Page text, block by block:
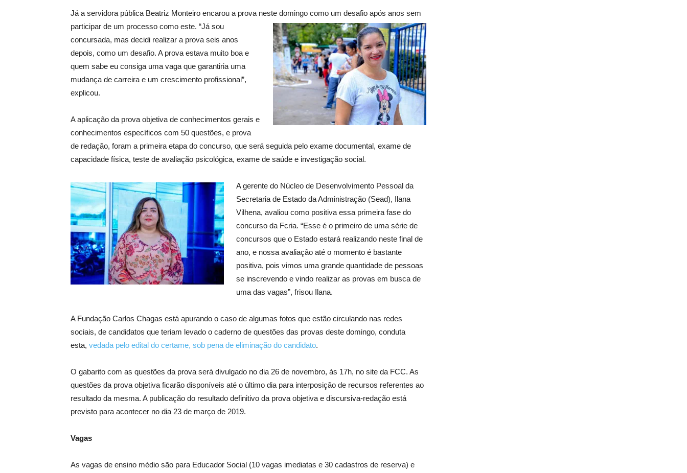
Já a servidora pública Beatriz Monteiro encarou a prova neste domingo como um desafio após anos sem
participar de um processo como este. “Já sou
concursada, mas decidi realizar a prova seis anos
depois, como um desafio. A prova estava muito boa e
quem sabe eu consiga uma vaga que garantiria uma
mudança de carreira e um crescimento profissional”,
explicou.
A aplicação da prova objetiva de conhecimentos gerais e
conhecimentos específicos com 50 questões, e prova
de redação, foram a primeira etapa do concurso, que será seguida pelo exame documental, exame de
capacidade física, teste de avaliação psicológica, exame de saúde e investigação social.
A gerente do Núcleo de Desenvolvimento Pessoal da
Secretaria de Estado da Administração (Sead), Ilana
Vilhena, avaliou como positiva essa primeira fase do
concurso da Fcria. “Esse é o primeiro de uma série de
concursos que o Estado estará realizando neste final de
ano, e nossa avaliação até o momento é bastante
positiva, pois vimos uma grande quantidade de pessoas
se inscrevendo e vindo realizar as provas em busca de
uma das vagas”, frisou Ilana.
A Fundação Carlos Chagas está apurando o caso de algumas fotos que estão circulando nas redes
sociais, de candidatos que teriam levado o caderno de questões das provas deste domingo, conduta
esta, vedada pelo edital do certame, sob pena de eliminação do candidato.
O gabarito com as questões da prova será divulgado no dia 26 de novembro, às 17h, no site da FCC. As
questões da prova objetiva ficarão disponíveis até o último dia para interposição de recursos referentes ao
resultado da mesma. A publicação do resultado definitivo da prova objetiva e discursiva-redação está
previsto para acontecer no dia 23 de março de 2019.
Vagas
As vagas de ensino médio são para Educador Social (10 vagas imediatas e 30 cadastros de reserva) e